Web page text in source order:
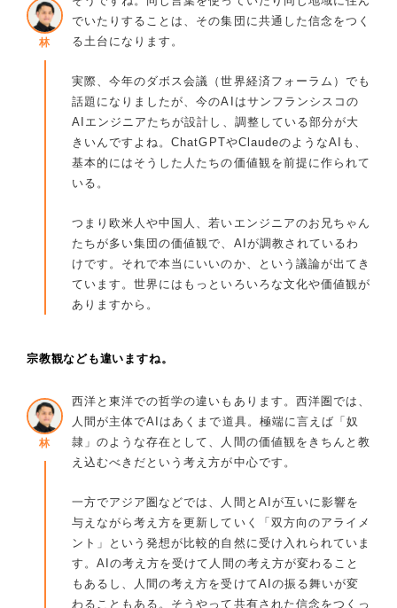
林
でいたりすることは、その集団に共通した信念をつく
る土台になります。
実際、今年のダボス会議（世界経済フォーラム）でも
話題になりましたが、今のAIはサンフランシスコの
AIエンジニアたちが設計し、調整している部分が大
きいんですよね。ChatGPTやClaudeのようなAIも、
基本的にはそうした人たちの価値観を前提に作られて
いる。
つまり欧米人や中国人、若いエンジニアのお兄ちゃん
たちが多い集団の価値観で、AIが調教されているわ
けです。それで本当にいいのか、という議論が出てき
ています。世界にはもっといろいろな文化や価値観が
ありますから。
宗教観なども違いますね。
林
西洋と東洋での哲学の違いもあります。西洋圏では、
人間が主体でAIはあくまで道具。極端に言えば「奴
隷」のような存在として、人間の価値観をきちんと教
え込むべきだという考え方が中心です。
一方でアジア圏などでは、人間とAIが互いに影響を
与えながら考え方を更新していく「双方向のアライメ
ント」という発想が比較的自然に受け入れられていま
す。AIの考え方を受けて人間の考え方が変わること
もあるし、人間の考え方を受けてAIの振る舞いが変
わることもある。そうやって共有された信念をつくっ